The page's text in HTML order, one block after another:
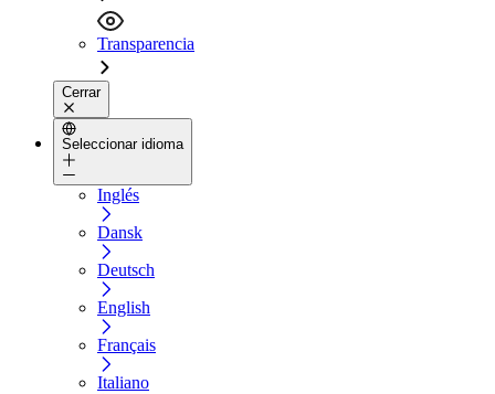
Transparencia
Cerrar
Seleccionar idioma
Inglés
Dansk
Deutsch
English
Français
Italiano